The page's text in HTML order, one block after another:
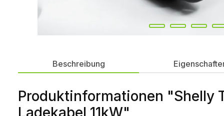
Beschreibung
Produktinformationen "Shelly
Ladekabel 11kW"